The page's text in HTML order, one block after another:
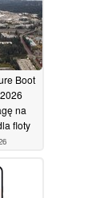
Boot
na
floty